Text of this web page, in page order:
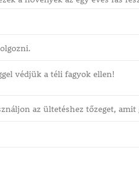
védjük a téli fagyok ellen!
az ültetéshez tőzeget,